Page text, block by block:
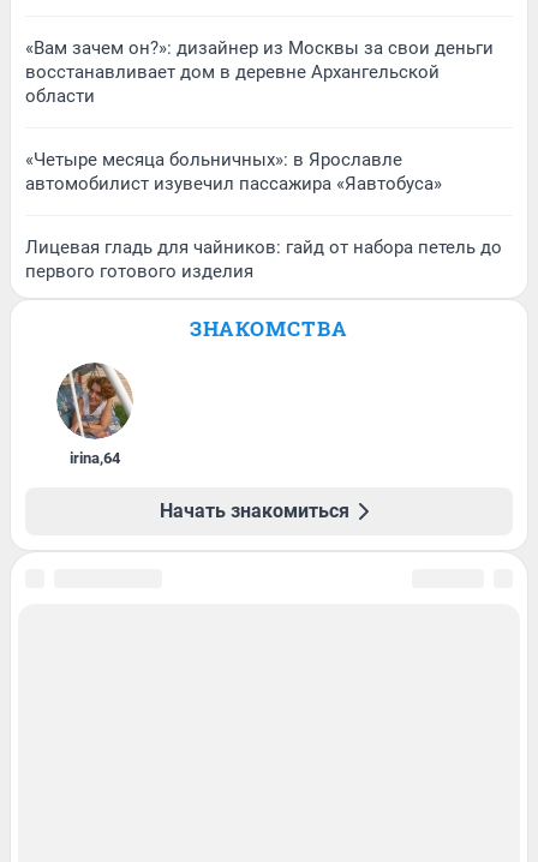
«Вам зачем он?»: дизайнер из Москвы за свои деньги
восстанавливает дом в деревне Архангельской
области
«Четыре месяца больничных»: в Ярославле
автомобилист изувечил пассажира «Яавтобуса»
Лицевая гладь для чайников: гайд от набора петель до
первого готового изделия
ЗНАКОМСТВА
irina,64
Начать знакомиться